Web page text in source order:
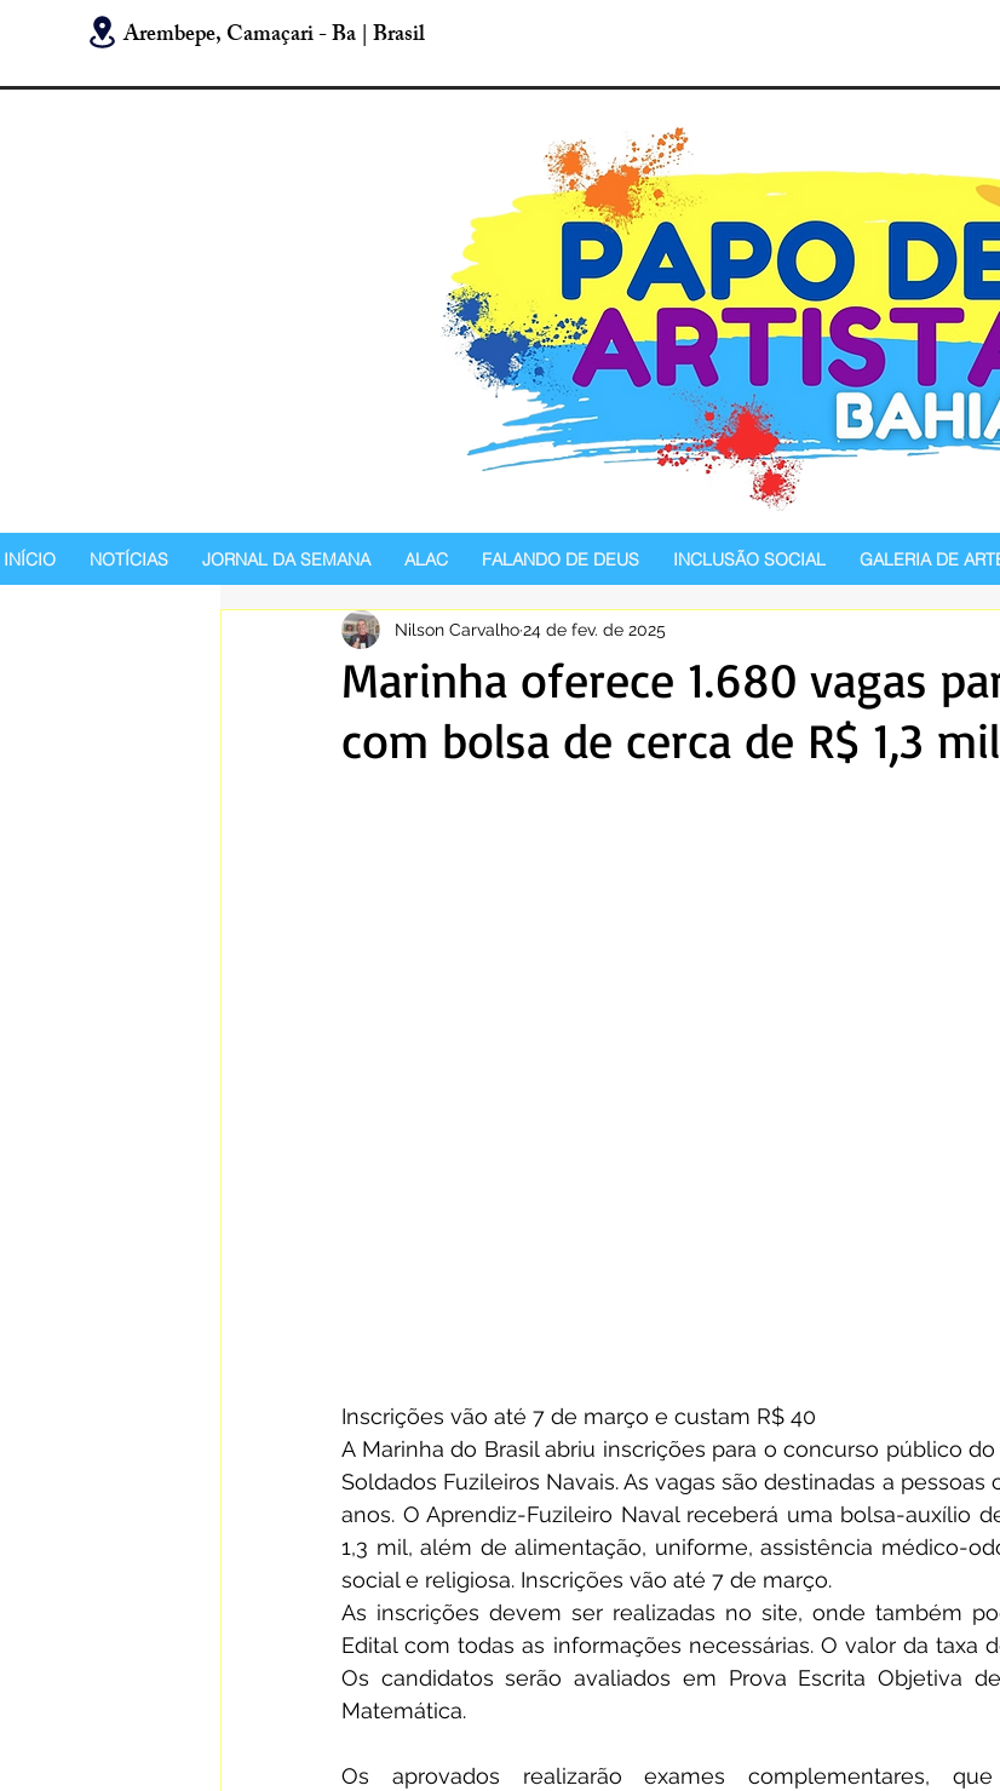
Arembepe, Camaçari - Ba | Brasil
INÍCIO NOTÍCIAS JORNAL DA SEMANA ALAC FALANDO DE DEUS INCLUSÃO SOCIAL GALERIA DE
Marinha oferece 1.680 vagas
com bolsa de cerca de R$ 1,3 mil
Nilson Carvalho24 de fev. de 2025
Inscrições vão até 7 de março e custam R$ 40
A Marinha do Brasil abriu inscrições para o concurso público
Soldados Fuzileiros Navais. As vagas são destinadas a pessoas
anos. O Aprendiz-Fuzileiro Naval receberá uma bolsa-auxílio
1,3 mil, além de alimentação, uniforme, assistência médico-
social e religiosa. Inscrições vão até 7 de março.
As inscrições devem ser realizadas no site, onde também
Edital com todas as informações necessárias. O valor da taxa
Os candidatos serão avaliados em Prova Escrita Objetiva
Matemática.
Os aprovados realizarão exames complementares,